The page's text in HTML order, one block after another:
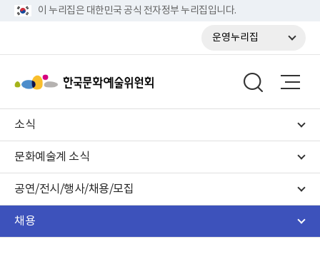
이 누리집은 대한민국 공식 전자정부 누리집입니다.
운영누리집
소식
문화예술계 소식
공연/전시/행사/채용/모집
채용